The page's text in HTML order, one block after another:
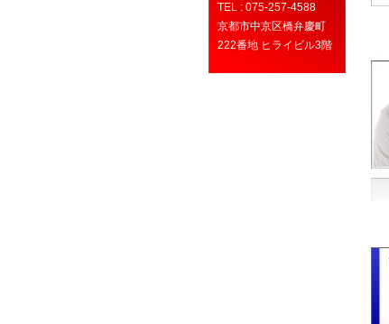
TEL : 075-257-4588
京都市中京区橋弁慶町
222番地 ヒライビル3階